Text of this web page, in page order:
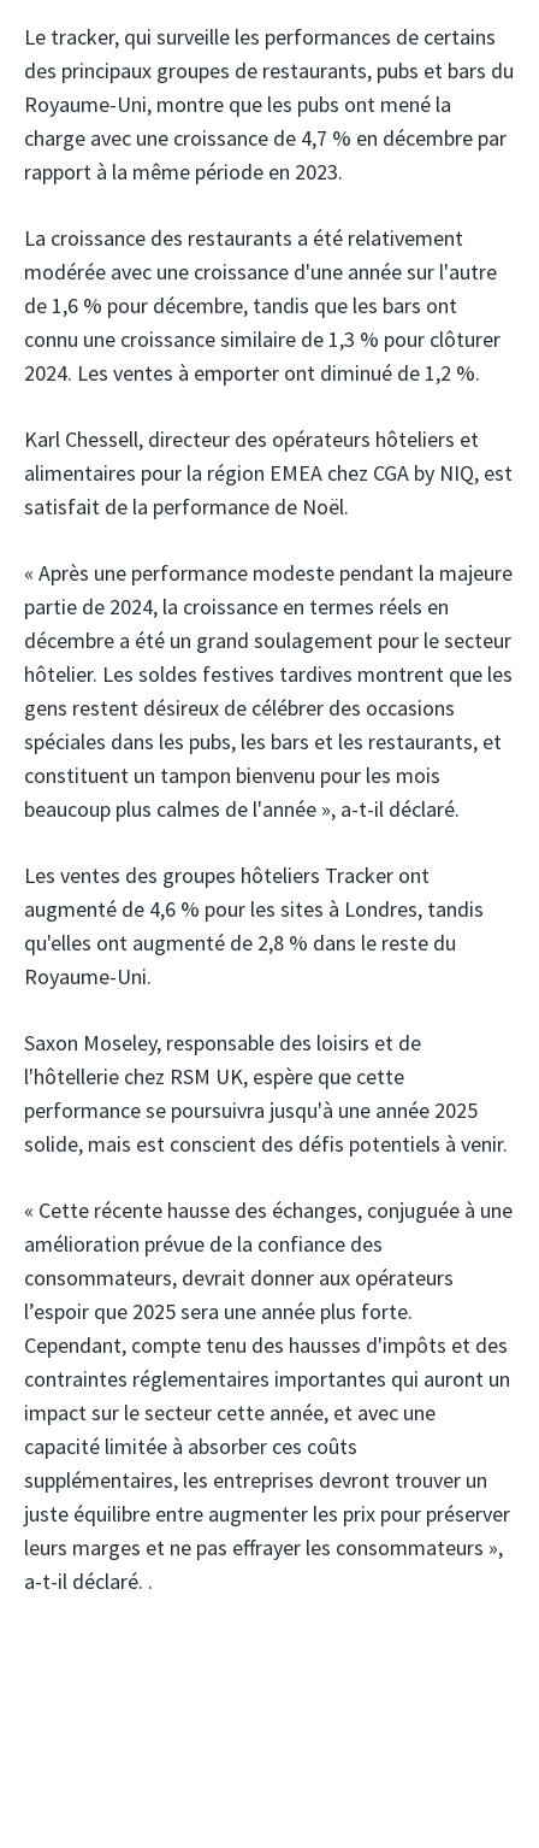
Le tracker, qui surveille les performances de certains
des principaux groupes de restaurants, pubs et bars du
Royaume-Uni, montre que les pubs ont mené la
charge avec une croissance de 4,7 % en décembre par
rapport à la même période en 2023.
La croissance des restaurants a été relativement
modérée avec une croissance d'une année sur l'autre
de 1,6 % pour décembre, tandis que les bars ont
connu une croissance similaire de 1,3 % pour clôturer
2024. Les ventes à emporter ont diminué de 1,2 %.
Karl Chessell, directeur des opérateurs hôteliers et
alimentaires pour la région EMEA chez CGA by NIQ, est
satisfait de la performance de Noël.
« Après une performance modeste pendant la majeure
partie de 2024, la croissance en termes réels en
décembre a été un grand soulagement pour le secteur
hôtelier. Les soldes festives tardives montrent que les
gens restent désireux de célébrer des occasions
spéciales dans les pubs, les bars et les restaurants, et
constituent un tampon bienvenu pour les mois
beaucoup plus calmes de l'année », a-t-il déclaré.
Les ventes des groupes hôteliers Tracker ont
augmenté de 4,6 % pour les sites à Londres, tandis
qu'elles ont augmenté de 2,8 % dans le reste du
Royaume-Uni.
Saxon Moseley, responsable des loisirs et de
l'hôtellerie chez RSM UK, espère que cette
performance se poursuivra jusqu'à une année 2025
solide, mais est conscient des défis potentiels à venir.
« Cette récente hausse des échanges, conjuguée à une
amélioration prévue de la confiance des
consommateurs, devrait donner aux opérateurs
l’espoir que 2025 sera une année plus forte.
Cependant, compte tenu des hausses d'impôts et des
contraintes réglementaires importantes qui auront un
impact sur le secteur cette année, et avec une
capacité limitée à absorber ces coûts
supplémentaires, les entreprises devront trouver un
juste équilibre entre augmenter les prix pour préserver
leurs marges et ne pas effrayer les consommateurs »,
a-t-il déclaré. .